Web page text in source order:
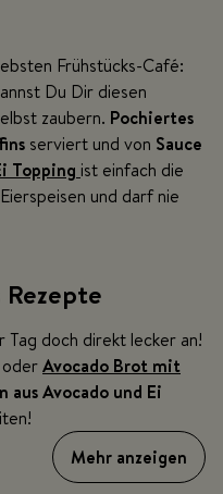
Frühstücks-Café:
Du Dir diesen
zaubern. Pochiertes
serviert und von Sauce
Topping ist einfach die
und darf nie
Tag doch direkt lecker an!
oderAvocado Brot mit
aus Avocado und Ei
Mehr anzeigen